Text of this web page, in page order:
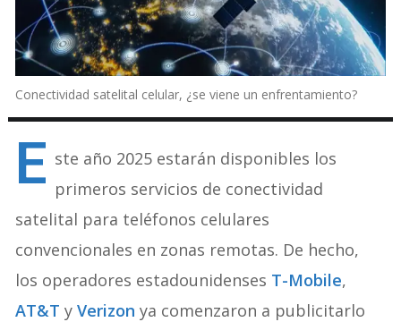
Conectividad satelital celular, ¿se viene un enfrentamiento?
E ste año 2025 estarán disponibles los
primeros servicios de conectividad
satelital para teléfonos celulares
convencionales en zonas remotas. De hecho,
los operadores estadounidenses T-Mobile,
AT&TyVerizon ya comenzaron a publicitarlo